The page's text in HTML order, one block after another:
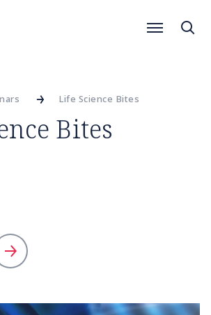
Life Science Bites
Bites